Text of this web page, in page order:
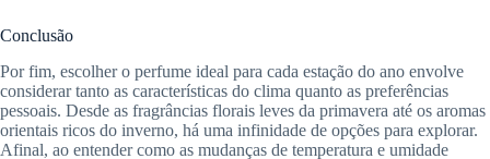
Conclusão
Por fim, escolher o perfume ideal para cada estação do ano envolve
considerar tanto as características do clima quanto as preferências
pessoais. Desde as fragrâncias florais leves da primavera até os aromas
orientais ricos do inverno, há uma infinidade de opções para explorar.
Afinal, ao entender como as mudanças de temperatura e umidade